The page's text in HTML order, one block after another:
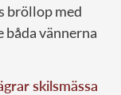
bröllop med
vännerna
skilsmässa